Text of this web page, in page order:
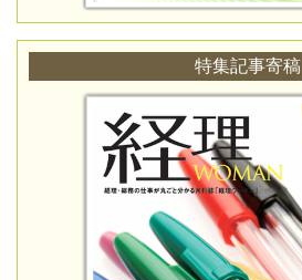
特集記事寄稿